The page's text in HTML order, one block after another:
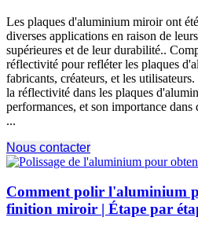
Les plaques d'aluminium miroir ont
diverses applications en raison de
supérieures et de leur durabilité..
réflectivité pour refléter les plaques
fabricants, créateurs, et les
la réflectivité dans les plaques
performances, et son importance
...
Nous contacter
Comment polir l'aluminium
finition miroir | Étape par